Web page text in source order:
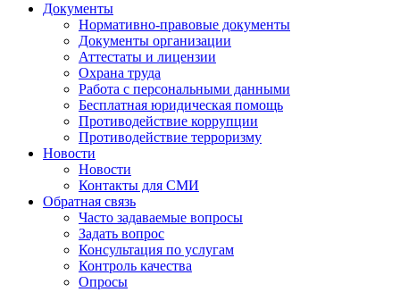
Документы
Нормативно-правовые документы
Документы организации
Аттестаты и лицензии
Охрана труда
Работа с персональными данными
Бесплатная юридическая помощь
Противодействие коррупции
Противодействие терроризму
Новости
Новости
Контакты для СМИ
Обратная связь
Часто задаваемые вопросы
Задать вопрос
Консультация по услугам
Контроль качества
Опросы